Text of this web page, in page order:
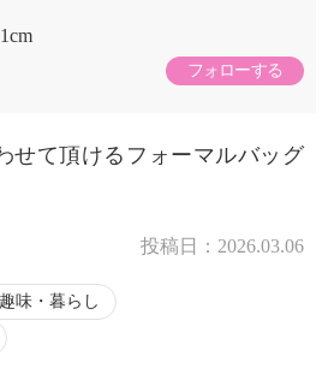
フォローする
せて頂けるフォーマルバッグ
投稿日： 2026.03.06
趣味・暮らし